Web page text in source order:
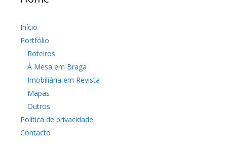
Início
Portfólio
Roteiros
À Mesa em Braga
Imobiliária em Revista
Mapas
Outros
Política de privacidade
Contacto